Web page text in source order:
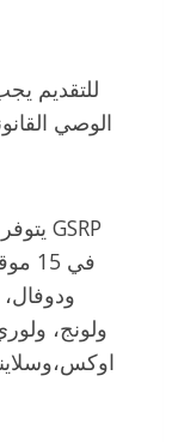
للتقديم
الوصي
في
ولونج،